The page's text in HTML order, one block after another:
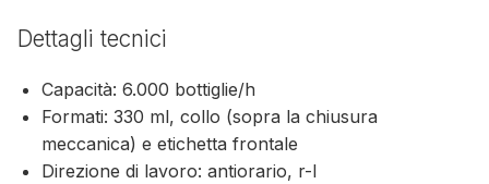
Dettagli tecnici
Capacità: 6.000 bottiglie/h
Formati: 330 ml, collo (sopra la chiusura
meccanica) e etichetta frontale
Direzione di lavoro: antiorario, r-l